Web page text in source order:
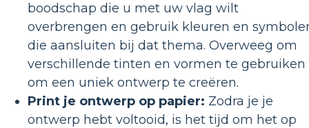
boodschap die u met uw vlag wilt
overbrengen en gebruik kleuren en
die aansluiten bij dat thema. Overweeg om
verschillende tinten en vormen te gebruiken
om een ​​uniek ontwerp te creëren.
Print je ontwerp op papier: Zodra je je
ontwerp hebt voltooid, is het tijd om het op